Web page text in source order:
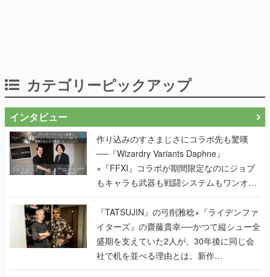
作り込みのすさまじさにコラボ先も驚嘆
──『Wizardry Variants Daphne』
もキャラも武器も戦闘システムもワンオフ
で作り込まれた理由を両ディレクターに聞
く
『TATSUJIN』の弓削雅稔×『ライデンファ
イターズ』の齋藤貴幸──かつて縦シュー全
盛期を支えていた2人が、30年後に同じ会
社で机を並べる理由とは。新作
『TATSUJIN EXTREME』で初タッグを組
んだレジェンド2人に訊く開発秘話
実写映像1000分、ルート分岐100種類以
上。配信開始5日で100万本を売った、中国
発の実写インタラクティブドラマゲーム